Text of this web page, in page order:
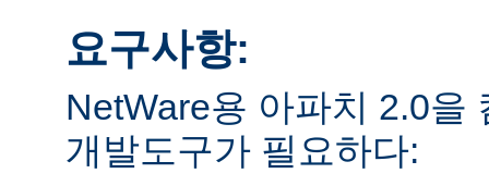
요구사항:
NetWare용 아파치 2.0을
개발도구가 필요하다: